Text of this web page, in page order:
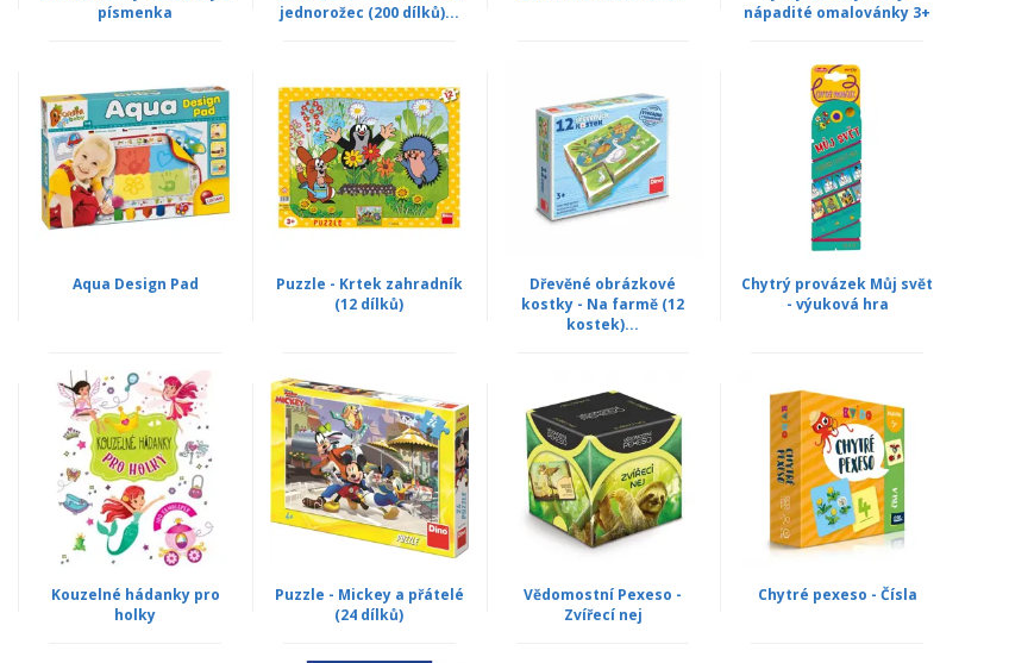
písmenka
jednorožec (200 dílků)...
nápadité omalovánky 3+
Aqua Design Pad
Puzzle - Krtek zahradník
(12 dílků)
Dřevěné obrázkové
kostky - Na farmě (12
kostek)...
Chytrý provázek Můj svět
- výuková hra
Kouzelné hádanky pro
holky
Puzzle - Mickey a přátelé
(24 dílků)
Vědomostní Pexeso -
Zvířecí nej
Chytré pexeso - Čísla